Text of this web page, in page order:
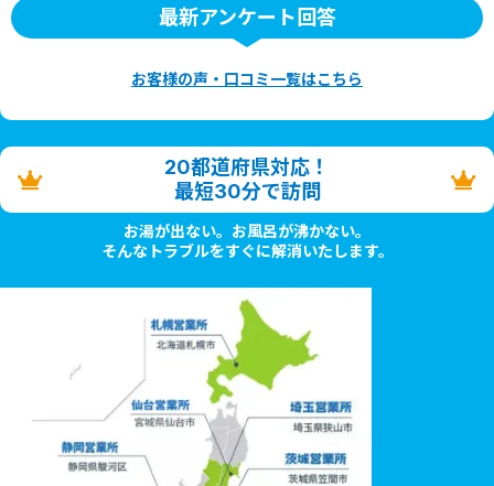
最新アンケート回答
お客様の声・口コミ一覧はこちら
20都道府県対応！
最短30分で訪問
お湯が出ない。お風呂が沸かない。
そんなトラブルをすぐに解消いたします。